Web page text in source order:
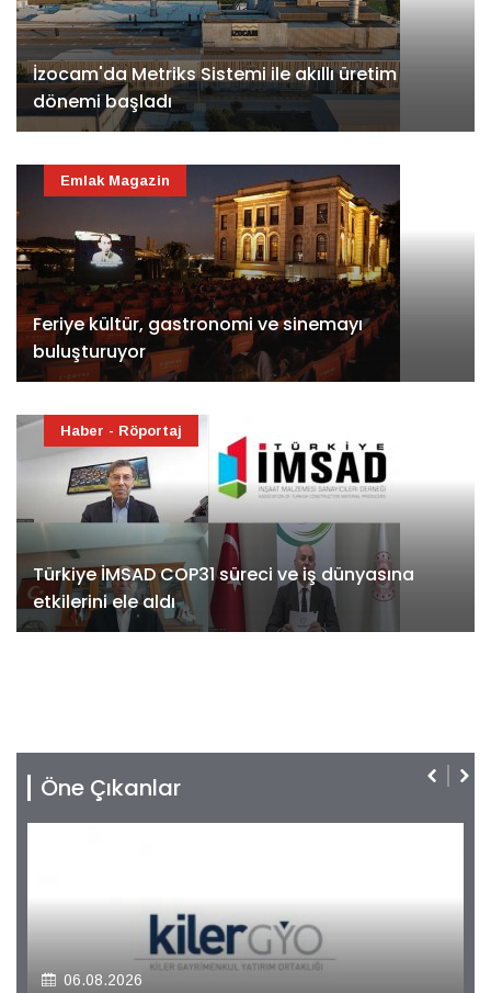
İzocam'da Metriks Sistemi ile akıllı üretim
dönemi başladı
Feriye kültür, gastronomi ve sinemayı
buluşturuyor
Emlak Magazin
Türkiye İMSAD COP31 süreci ve iş dünyasına
etkilerini ele aldı
Haber - Röportaj
Öne Çıkanlar
06.08.2026